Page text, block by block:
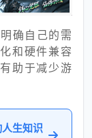
确自己的需
和硬件兼容
助于减少游
生知识